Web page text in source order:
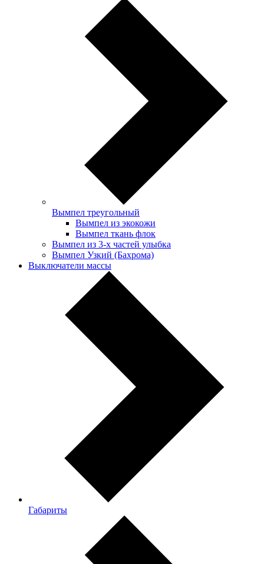
Вымпел треугольный
Вымпел из экокожи
Вымпел ткань флок
Вымпел из 3-х частей улыбка
Вымпел Узкий (Бахрома)
Выключатели массы
Габариты